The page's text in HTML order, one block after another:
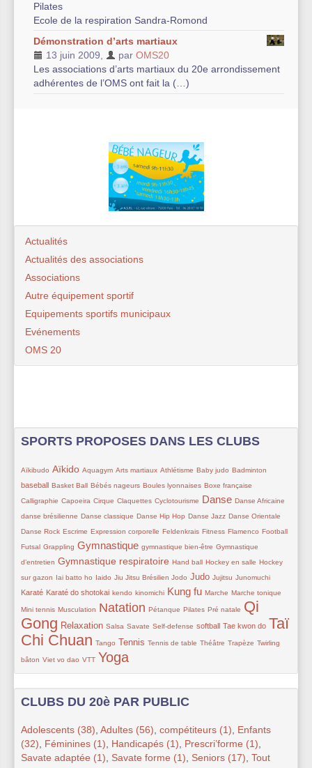
Pilates
Ecole de la respiration Sandra-Romond
Démonstration d’arts martiaux
13 juin 2009
par OMS20
Les associations d’arts martiaux du 20e arrondissement
adhérentes de l’OMS ont fait la (…)
Actualités
Actualités des associations
Associations
Autre équipement sportif
Equipements sportifs municipaux
Evénements
OMS 20
SPORTS PROPOSES DANS LES CLUBS
11/232
Aïkibudo
111/232Aïkido
37/232 Aquagym
49/232 Arts martiaux
36/232 Athlétisme
34/232 Baby judo
42/232 Badminton
55/232
baseball
38/232 Basket Ball
10/232 Bébés nageurs
46/232 Boules lyonnaises
35/232 Boxe française
18/232
Calligraphie
45/232 Capoeira
37/232 Cirque
10/232 Claquettes
10/232 Cyclotourisme
144/232 Danse
21/232 Danse Africaine
11/232
danse brésilienne
39/232 Danse classique
20/232 Danse Hip Hop
10/232 Danse Jazz
10/232 Danse Orientale
10/232
Danse Rock
10/232 Escrime
39/232 Expression corporelle
29/232 Feldenkrais
22/232 Fitness
10/232 Flamenco
47/232 Football
13/232
Futsal
11/232Grappling
126/232 Gymnastique
14/232 gymnastique bien-être
39/232
Gymnastique
d’entretien
122/232 Gymnastique respiratoire
37/232 Hand ball
11/232 Hockey en salle
11/232
Hockey
sur gazon
11/232 Iai batto ho
28/232 Iaido
11/232 Jiu Jitsu Brésilien
10/232 Jodo
102/232 Judo
26/232 Jujitsu
18/232 Junomuchi
71/232
Karaté
78/232Karaté do shotokai
18/232 kendo
18/232 kinomichi
133/232 Kung fu
10/232 Marche
14/232 Marche tonique
20/232
Mini tennis
21/232 Musculation
166/232 Natation
39/232 Pétanque
27/232 Pilates
10/232 Pré natale
229/232
Qi
Gong
85/232 Relaxation
10/232 Salsa
11/232 Savate
10/232 Self-defense
55/232 softball
67/232 Tae kwon do
232/232
Taï
Chi Chuan
10/232 Tango
91/232 Tennis
31/232 Tennis de table
39/232 Théâtre
11/232 Trapèze
33/232 Twirling
bâton
10/232Viet vo dao
10/232 VTT
193/232 Yoga
CLUBS DU 20è PAR PUBLIC
Adolescents (38) Adultes (56) compétiteurs (1)
Enfants
(32)
Féminines (1) Handicapés (1) Prescri’forme (1)
Savate adaptée (1)
Savate forme (1) Seniors (17) Tout